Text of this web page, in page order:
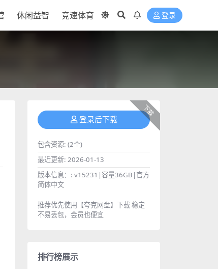
休闲益智 竞速体育 登录
下载
登录后下载
包含资源: (2个)
最近更新: 2026-01-13
版本信息：: v15231|容量36GB|官方
简体中文
推荐优先使用【夸克网盘】下载 稳定
不易丢包，会员也便宜
排行榜展示